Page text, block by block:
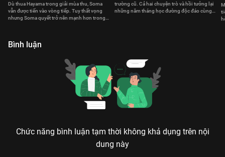
Dù thua Hayama trong giải mùa thu, Soma
vẫn được tiến vào vòng tiếp. Tuy thất vọng
nhưng Soma quyết trở nên mạnh hơn trong
trường cũ. Cả hai chuyện trò và hồi tưởng lại
những năm tháng học đường độc đáo cùng
Bình luận
Chức năng bình luận tạm thời không khả dụng trên nội
dung này